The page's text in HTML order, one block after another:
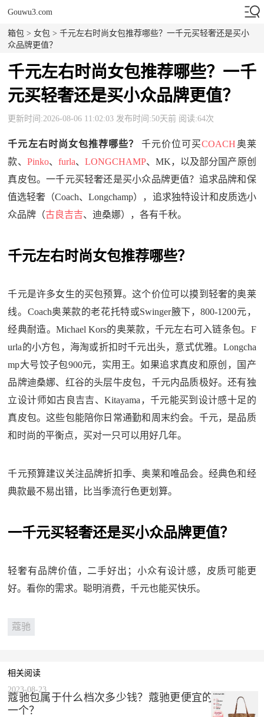
Gouwu3.com
箱包 >女包 > 千元左右时尚女包推荐哪些？一千元买轻奢还是买小
众品牌更值？
千元左右时尚女包推荐哪些？一千
元买轻奢还是买小众品牌更值？
更新时间:2026-08-06 11:02:03 发布时间:50天前 阅读:64次
千元左右时尚女包推荐哪些？ 千元价位可买COACH 奥莱
款、 Pinko、 furla、 LONGCHAMP、MK，以及部分国产原创
真皮包。一千元买轻奢还是买小众品牌更值？追求品牌和保
值选轻奢（Coach、Longchamp），追求独特设计和皮质选小
众品牌（古良吉吉、迪桑娜），各有千秋。
千元左右时尚女包推荐哪些？
千元是许多女生的买包预算。这个价位可以摸到轻奢的奥莱
线。Coach奥莱款的老花托特或Swinger腋下，800-1200元，
经典耐造。Michael Kors的奥莱款，千元左右可入链条包。F
urla的小方包，海淘或折扣时千元出头，意式优雅。Longcha
mp大号饺子包900元，实用王。如果追求真皮和原创，国产
品牌迪桑娜、红谷的头层牛皮包，千元内品质极好。还有独
立设计师如古良吉吉、Kitayama，千元能买到设计感十足的
真皮包。这些包能陪你日常通勤和周末约会。千元，是品质
和时尚的平衡点，买对一只可以用好几年。
千元预算建议关注品牌折扣季、奥莱和唯品会。经典色和经
典款最不易出错，比当季流行色更划算。
一千元买轻奢还是买小众品牌更值？
轻奢有品牌价值，二手好出；小众有设计感，皮质可能更
好。看你的需求。聪明消费，千元也能买快乐。
蔻驰
相关阅读
蔻驰包属于什么档次多少钱？蔻驰更便宜的包多少钱
一个？
2023-08-23